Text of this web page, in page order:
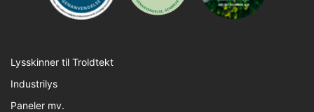
Lysskinner til Troldtekt
Industrilys
Paneler mv.